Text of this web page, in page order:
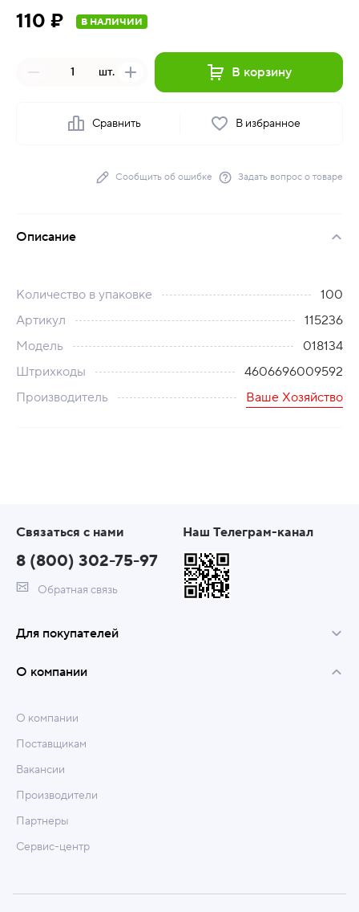
110 ₽ В НАЛИЧИИ
шт. В корзину
Сравнить В избранное
Сообщить об ошибке Задать вопрос о товаре
Описание
Количество в упаковке
100
Артикул
115236
Модель
018134
Штрихкоды
4606696009592
Производитель
Ваше Хозяйство
Связаться с нами
8 (800) 302-75-97
Обратная связь
Наш Телеграм-канал
Для покупателей
О компании
О компании
Поставщикам
Вакансии
Производители
Партнеры
Сервис-центр